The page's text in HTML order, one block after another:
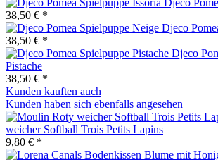
38,50 € *
Djeco
38,50 € *
Djeco
Pistache
38,50 € *
Kunden kauften auch
Kunden haben sich ebenfalls angesehen
weicher Softball Trois Petits Lapins
9,80 € *